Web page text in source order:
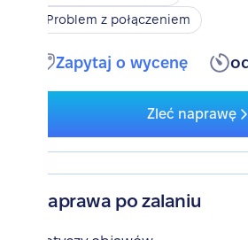
Problem z połączeniem
Zapytaj o wycenę
Zleć naprawę
Naprawa po zalaniu